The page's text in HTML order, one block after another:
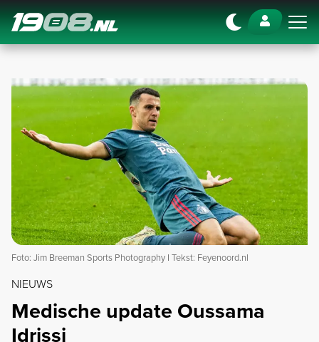
Navigation
Foto: Jim Breeman Sports Photography I Tekst: Feyenoord.nl
NIEUWS
Medische update Oussama
Idrissi